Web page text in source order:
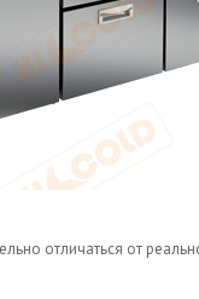
отличаться от